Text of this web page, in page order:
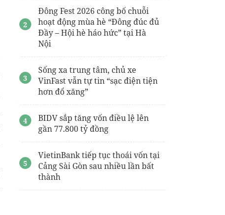
Đông Fest 2026 công bố chuỗi
hoạt động mùa hè “Đông đúc đủ
Đầy – Hội hè háo hức” tại Hà
Nội
Sống xa trung tâm, chủ xe
VinFast vẫn tự tin “sạc điện tiện
hơn đổ xăng”
BIDV sắp tăng vốn điều lệ lên
gần 77.800 tỷ đồng
VietinBank tiếp tục thoái vốn tại
Cảng Sài Gòn sau nhiều lần bất
thành